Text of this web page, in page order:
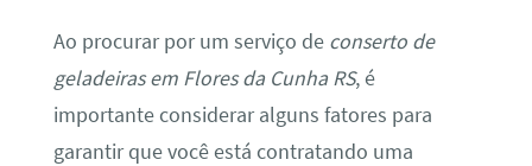
Ao procurar por um serviço de conserto de
geladeiras em Flores da Cunha RS, é
importante considerar alguns fatores para
garantir que você está contratando uma